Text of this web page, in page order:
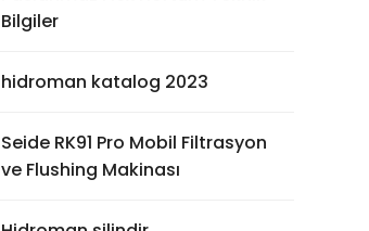
Bilgiler
hidroman katalog 2023
Seide RK91 Pro Mobil Filtrasyon
ve Flushing Makinası